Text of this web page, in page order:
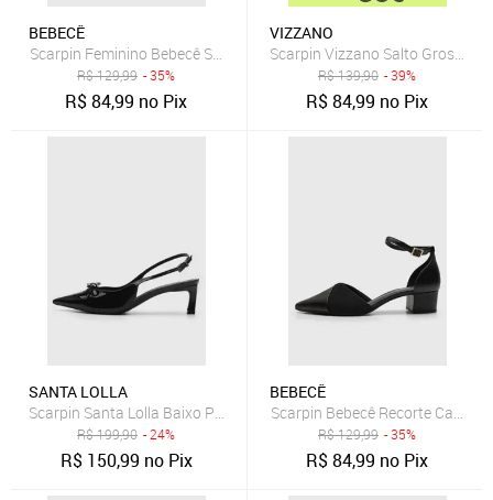
BEBECÊ
Scarpin Feminino Bebecê Salto Alto Preta
R$129,99 - 35%
R$84,99 no Pix
VIZZANO
Scarpin Vizzano Salto Grosso
R$139,90 - 39%
R$84,99 no Pix
SANTA LOLLA
Scarpin Santa Lolla Baixo Preto
R$199,90 - 24%
R$ 150,99 no Pix
BEBECÊ
Scarpin Bebecê Recorte
R$129,99 - 35%
R$84,99 no Pix